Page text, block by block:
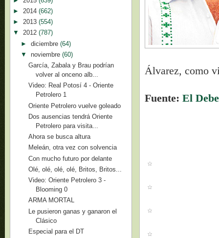
Álvarez, como
Fuente:El
► 2014 (662)
► 2013 (554)
▼ 2012 (787)
► diciembre (64)
▼ noviembre (60)
García, Zabala y Brau podrían
volver al onceno alb...
Video: Real Potosí 4 - Oriente
Petrolero 1
Oriente Petrolero vuelve goleado
Dos ausencias tendrá Oriente
Petrolero para visita...
Ahora se busca altura
Meleán, otra vez con solvencia
Con mucho futuro por delante
Olé, olé, olé, olé, Britos, Britos...
Video: Oriente Petrolero 3 -
Blooming 0
ARMA MORTAL
Le pusieron ganas y ganaron el
Clásico
Especial para el DT